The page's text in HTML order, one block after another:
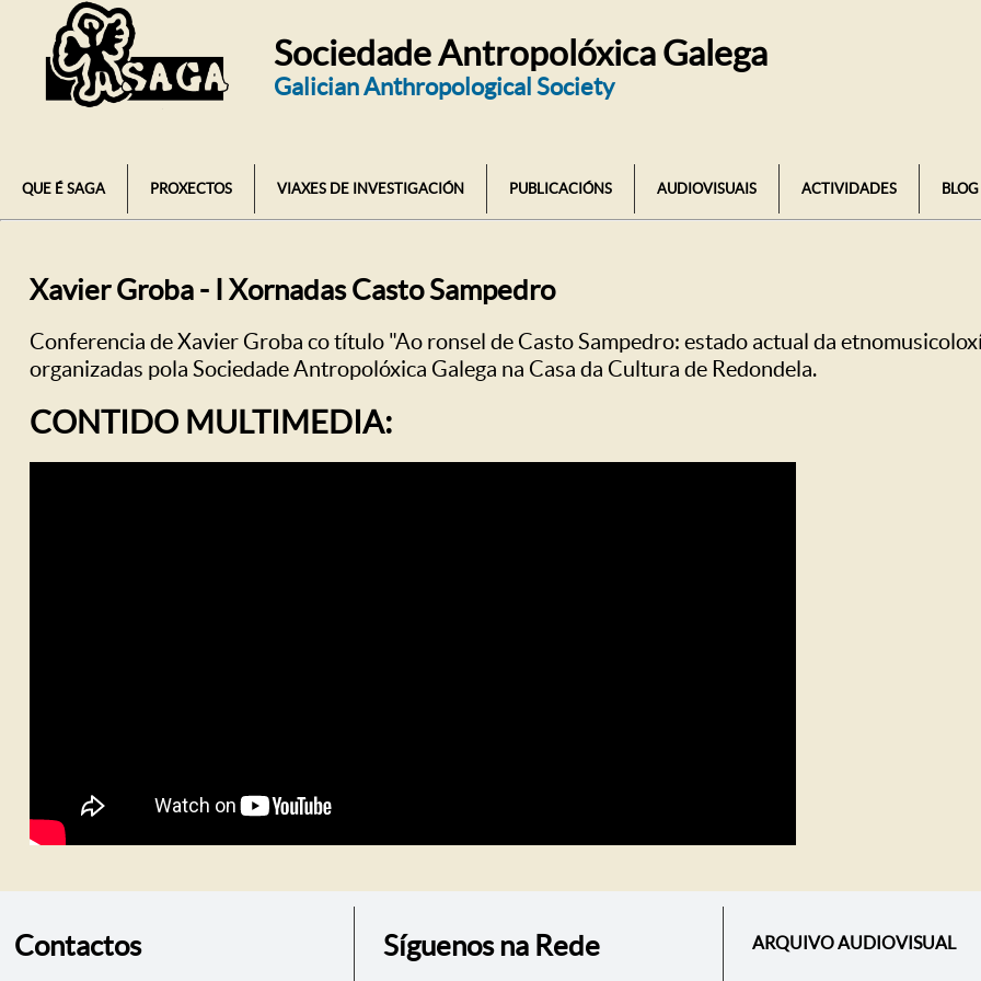
Sociedade Antropolóxica Galega
Galician Anthropological Society
QUE É SAGA PROXECTOS VIAXES DE INVESTIGACIÓN PUBLICACIÓNS AUDIOVISUAIS ACTIVIDADES BLOG
Xavier Groba - I Xornadas Casto Sampedro
Conferencia de Xavier Groba co título "Ao ronsel de Casto Sampedro: estado actual da
organizadas pola Sociedade Antropolóxica Galega na Casa da Cultura de Redondela.
CONTIDO MULTIMEDIA:
Contactos Síguenos na Rede ARQUIVO AUDIOVISUAL